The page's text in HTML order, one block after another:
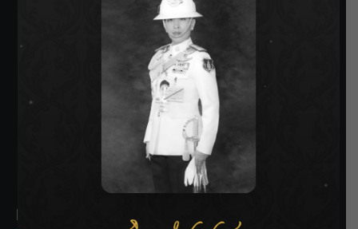
SIAMRATH VARIETY
THE BEST ENTERTAINMENT
Recent Posts